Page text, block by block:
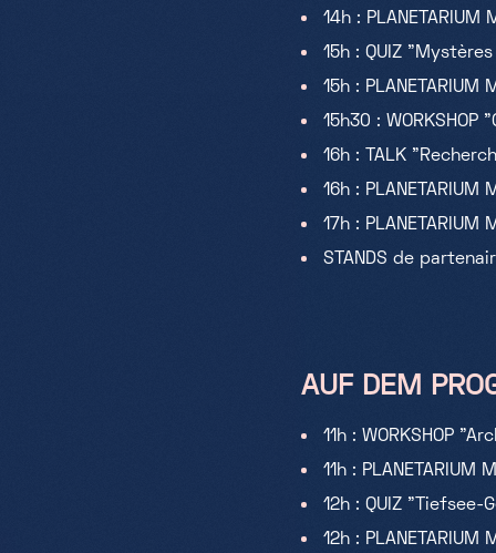
14h : PLANETARIUM
15h : QUIZ
15h : PLANETARIUM
15h30 :
16h : TALK
16h :
17h : PLANETARIUM
STANDS de
AUF DEM
11h : WORKSHOP
11h : PLANETARIUM
12h : QUIZ "Tiefsee-
12h : PLANETARIUM